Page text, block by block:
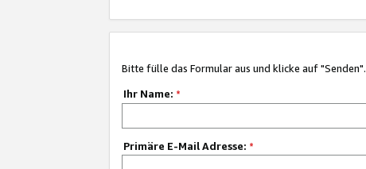
Bitte fülle das Formular aus und klicke auf "Senden".
Ihr Name: *
Primäre E-Mail Adresse: *